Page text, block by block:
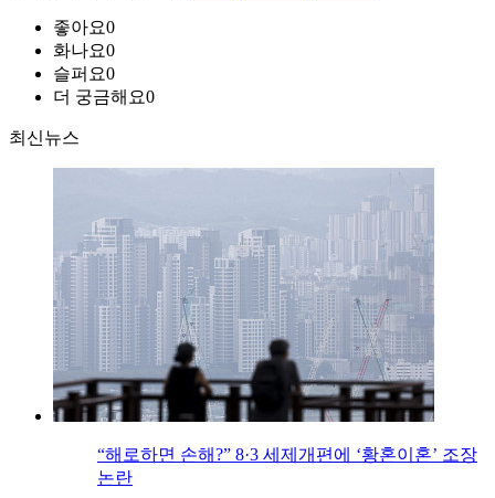
좋아요0
화나요0
슬퍼요0
더 궁금해요0
최신뉴스
“해로하면 손해?” 8·3 세제개편에 ‘황혼이혼’ 조장
논란